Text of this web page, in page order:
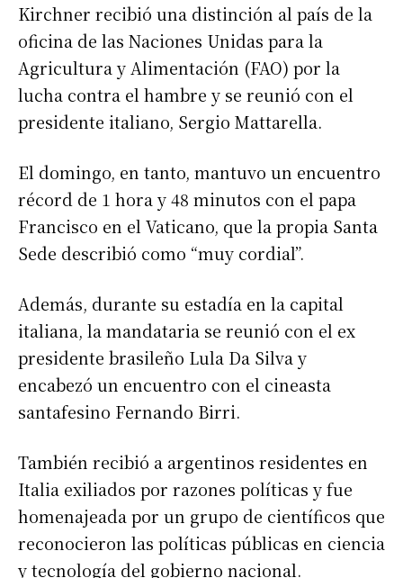
Kirchner recibió una distinción al país de la
oficina de las Naciones Unidas para la
Agricultura y Alimentación (FAO) por la
lucha contra el hambre y se reunió con el
presidente italiano, Sergio Mattarella.
El domingo, en tanto, mantuvo un encuentro
récord de 1 hora y 48 minutos con el papa
Francisco en el Vaticano, que la propia Santa
Sede describió como “muy cordial”.
Además, durante su estadía en la capital
italiana, la mandataria se reunió con el ex
presidente brasileño Lula Da Silva y
encabezó un encuentro con el cineasta
santafesino Fernando Birri.
También recibió a argentinos residentes en
Italia exiliados por razones políticas y fue
homenajeada por un grupo de científicos que
reconocieron las políticas públicas en ciencia
y tecnología del gobierno nacional.